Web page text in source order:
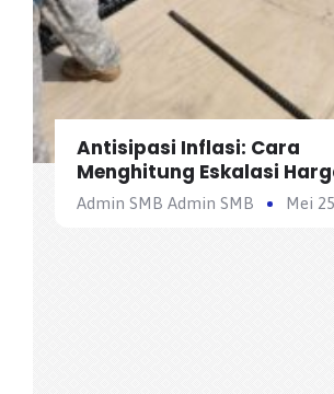
Antisipasi Inflasi: Cara
Menghitung Eskalasi
dalam Analisis Harga
Admin SMB Admin SMB Mei